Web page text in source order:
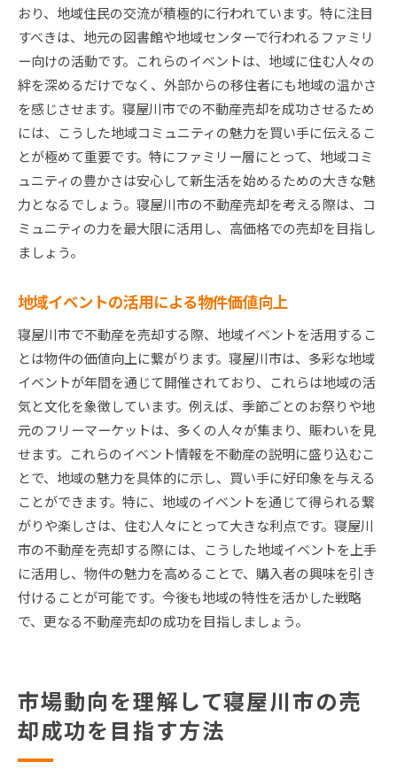
おり、地域住民の交流が積極的に行われています。特に注目
すべきは、地元の図書館や地域センターで行われるファミリ
ー向けの活動です。これらのイベントは、地域に住む人々の
絆を深めるだけでなく、外部からの移住者にも地域の温かさ
を感じさせます。寝屋川市での不動産売却を成功させるため
には、こうした地域コミュニティの魅力を買い手に伝えるこ
とが極めて重要です。特にファミリー層にとって、地域コミ
ュニティの豊かさは安心して新生活を始めるための大きな魅
力となるでしょう。寝屋川市の不動産売却を考える際は、コ
ミュニティの力を最大限に活用し、高価格での売却を目指し
ましょう。
地域イベントの活用による物件価値向上
寝屋川市で不動産を売却する際、地域イベントを活用するこ
とは物件の価値向上に繋がります。寝屋川市は、多彩な地域
イベントが年間を通じて開催されており、これらは地域の活
気と文化を象徴しています。例えば、季節ごとのお祭りや地
元のフリーマーケットは、多くの人々が集まり、賑わいを見
せます。これらのイベント情報を不動産の説明に盛り込むこ
とで、地域の魅力を具体的に示し、買い手に好印象を与える
ことができます。特に、地域のイベントを通じて得られる繋
がりや楽しさは、住む人々にとって大きな利点です。寝屋川
市の不動産を売却する際には、こうした地域イベントを上手
に活用し、物件の魅力を高めることで、購入者の興味を引き
付けることが可能です。今後も地域の特性を活かした戦略
で、更なる不動産売却の成功を目指しましょう。
市場動向を理解して寝屋川市の売
却成功を目指す方法